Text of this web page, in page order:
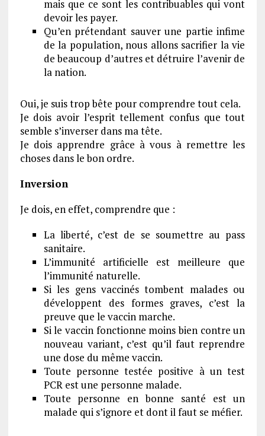
mais que ce sont les contribuables qui vont
devoir les payer.
Qu’en prétendant sauver une partie infime
de la population, nous allons sacrifier la vie
de beaucoup d’autres et détruire l’avenir de
la nation.
Oui, je suis trop bête pour comprendre tout cela.
Je dois avoir l’esprit tellement confus que tout
semble s’inverser dans ma tête.
Je dois apprendre grâce à vous à remettre les
choses dans le bon ordre.
Inversion
Je dois, en effet, comprendre que :
La liberté, c’est de se soumettre au pass
sanitaire.
L’immunité artificielle est meilleure que
l’immunité naturelle.
Si les gens vaccinés tombent malades ou
développent des formes graves, c’est la
preuve que le vaccin marche.
Si le vaccin fonctionne moins bien contre un
nouveau variant, c’est qu’il faut reprendre
une dose du même vaccin.
Toute personne testée positive à un test
PCR est une personne malade.
Toute personne en bonne santé est un
malade qui s’ignore et dont il faut se méfier.